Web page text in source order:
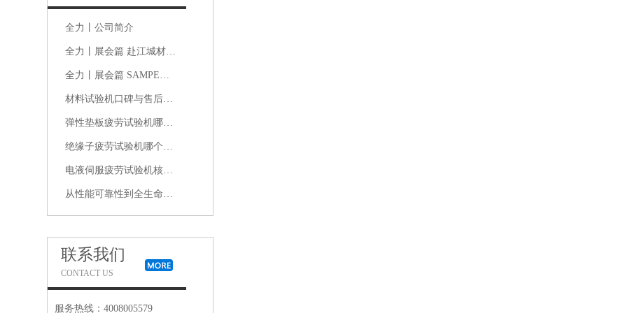
全力丨公司简介
全力丨展会篇 赴江城材料盛会，共探新材料产业新机遇｜2026中国材料大会现场直击
全力丨展会篇 SAMPE中国2026年会：在复合材料的浪潮中，我们看见未来
材料试验机口碑与售后双优的品牌推荐：哪个厂家真正经得起长期使用检验
弹性垫板疲劳试验机哪家品牌性价比高、价格实惠且质量可靠
绝缘子疲劳试验机哪个品牌好？质量、耐用性与用户口碑综合分析
电液伺服疲劳试验机核心评价维度：品牌技术实力、用户反馈与售后服务质量
从性能可靠性到全生命周期服务：电液式脉动疲劳试验机选型关键指标
联系我们
CONTACT US
服务热线：4008005579